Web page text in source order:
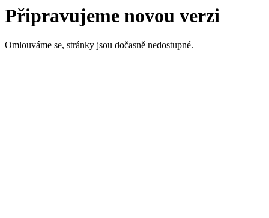
Připravujeme novou verzi
Omlouváme se, stránky jsou dočasně nedostupné.